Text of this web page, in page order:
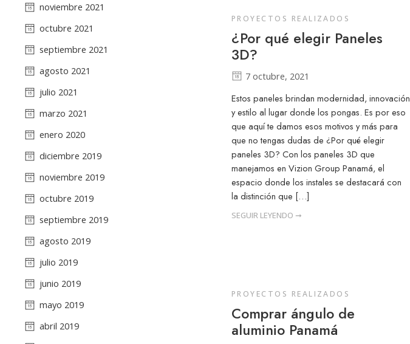
PROYECTOS REALIZADOS
¿Por qué elegir Paneles
3D?
7 octubre, 2021
Estos paneles brindan modernidad, innovación
y estilo al lugar donde los pongas. Es por eso
que aquí te damos esos motivos y más para
que no tengas dudas de ¿Por qué elegir
paneles 3D? Con los paneles 3D que
manejamos en Vizion Group Panamá, el
espacio donde los instales se destacará con
la distinción que […]
SEGUIR LEYENDO ➞
PROYECTOS REALIZADOS
Comprar ángulo de
aluminio Panamá
noviembre 2021
octubre 2021
septiembre 2021
agosto 2021
julio 2021
marzo 2021
enero 2020
diciembre 2019
noviembre 2019
octubre 2019
septiembre 2019
agosto 2019
julio 2019
junio 2019
mayo 2019
abril 2019